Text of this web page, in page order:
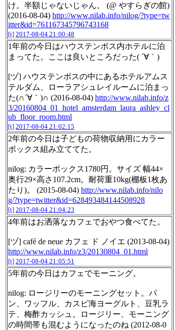
け。半額じゃないじゃん。 (@ やすらぎの館)
(2016-08-04) http://www.nilab.info/nilog/?type=tw
itter&id=761167345796743168
[t] 2017-08-04 21:00:48
1年前の今日はハウステンボス内ホテルに泊
まってた。ここは良いところだった( ´∀｀)
[ヅ] ハウステンボスの中にあるホテルアムス
テルダム、ローラアシュレイルームに泊まっ
た(∩´∀｀)∩ (2016-08-04) http://www.nilab.info/z
3/20160804_01_hotel_amsterdam_laura_ashley_cl
ub_floor_room.html
[t] 2017-08-04 21:02:15
2年前の今日は子どもの荷物収納用にカラー
ボックス組み立ててた。
nilog: カラーボックス1780円。サイズ 幅44×
奥行29×高さ107.2cm。耐荷重10kg(棚板1枚あ
たり)。 (2015-08-04) http://www.nilab.info/nilo
g/?type=twitter&id=628493484144508928
[t] 2017-08-04 21:04:23
4年前はお洒落なカフェでおやつ食べてた。
[ヅ] café de neue カフェ ド ノイエ (2013-08-04)
http://www.nilab.info/z3/20130804_01.html
[t] 2017-08-04 21:05:51
5年前の今日はカフェでモーニング。
nilog: ロージリーのモーニングセット。パ
ン、ワッフル、カスピ海ヨーグルト、豆乳ラ
テ、梅酢カッシュ。ロージリー、モーニング
の時間帯も混むようになったのね (2012-08-0